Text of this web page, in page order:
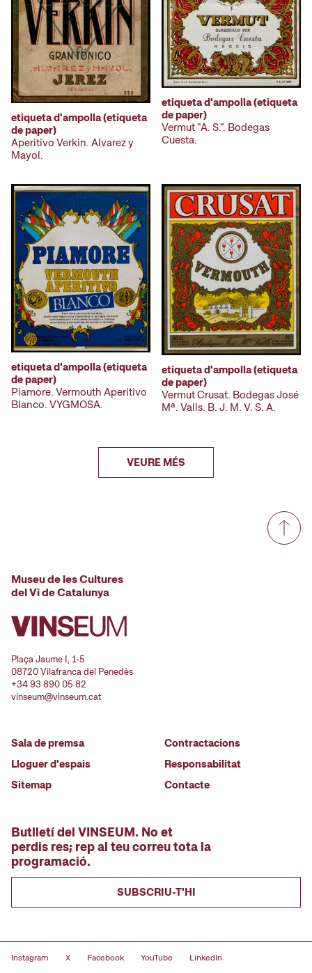
etiqueta d'ampolla (etiqueta
de paper)
Aperitivo Verkin. Alvarez y
Mayol.
etiqueta d'ampolla (etiqueta
de paper)
Vermut "A. S.". Bodegas
Cuesta.
etiqueta d'ampolla (etiqueta
de paper)
Piamore. Vermouth Aperitivo
Blanco. VYGMOSA.
etiqueta d'ampolla (etiqueta
de paper)
Vermut Crusat. Bodegas José
Mª. Valls. B. J. M. V. S. A.
VEURE MÉS
Museu de les Cultures
del Vi de Catalunya
Plaça Jaume I, 1-5
08720 Vilafranca del Penedès
+34 93 890 05 82
vinseum@vinseum.cat
Sala de premsa
Lloguer d'espais
Sitemap
Contractacions
Responsabilitat
Contacte
Butlletí del VINSEUM. No et
perdis res; rep al teu correu tota la
programació.
SUBSCRIU-T'HI
Instagram X Facebook YouTube LinkedIn